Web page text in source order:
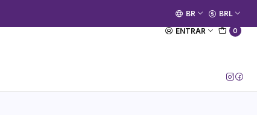
ENTRAR 0
[Entrar no Canal]
BR BRL